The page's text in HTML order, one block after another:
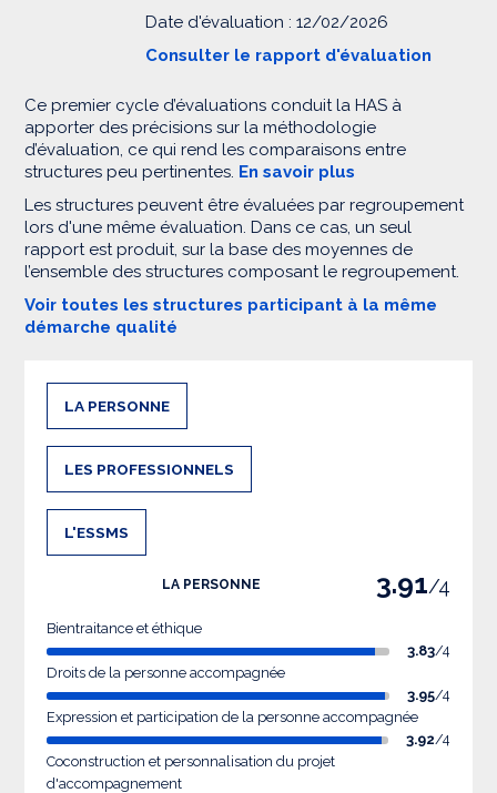
Date d'évaluation : 12/02/2026
Consulter le rapport d'évaluation
Ce premier cycle d’évaluations conduit la HAS à
apporter des précisions sur la méthodologie
d’évaluation, ce qui rend les comparaisons entre
structures peu pertinentes. En savoir plus
Les structures peuvent être évaluées par regroupement
lors d'une même évaluation. Dans ce cas, un seul
rapport est produit, sur la base des moyennes de
l’ensemble des structures composant le regroupement.
Voir toutes les structures participant à la même
démarche qualité
LA PERSONNE
LES PROFESSIONNELS
L'ESSMS
LA PERSONNE 3.91/4
Bientraitance et éthique
3.83/4
Droits de la personne accompagnée
3.95/4
Expression et participation de la personne accompagnée
3.92/4
Coconstruction et personnalisation du projet
d'accompagnement